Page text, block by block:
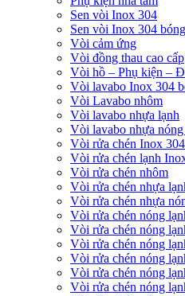
Sen vòi Inox 304
Sen vòi Inox 304 bóng
Vòi cảm ứng
Vòi đồng thau cao cấp
Vòi hồ – Phụ kiện –
Vòi lavabo Inox 304
Vòi Lavabo nhôm
Vòi lavabo nhựa lạnh
Vòi lavabo nhựa
Vòi rửa chén Inox
Vòi rửa chén lạnh
Vòi rửa chén nhôm
Vòi rửa chén nhựa
Vòi rửa chén nhựa
Vòi rửa chén nóng
Vòi rửa chén nóng
Vòi rửa chén nóng
Vòi rửa chén nóng
Vòi rửa chén nóng
Vòi rửa chén nóng